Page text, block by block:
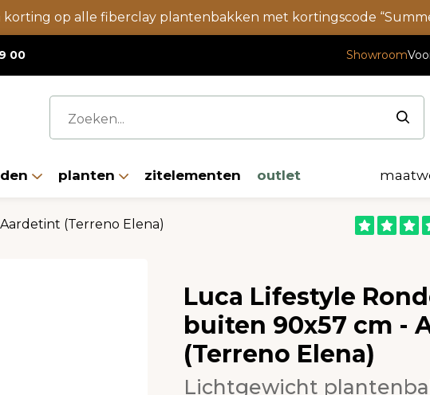
korting op alle fiberclay plantenbakken met kortingscode
00 Showroom
planten zitelementen outlet
(Terreno Elena)
Luca Lifestyle
buiten 90x57 cm -
(Terreno Elena)
Lichtgewicht